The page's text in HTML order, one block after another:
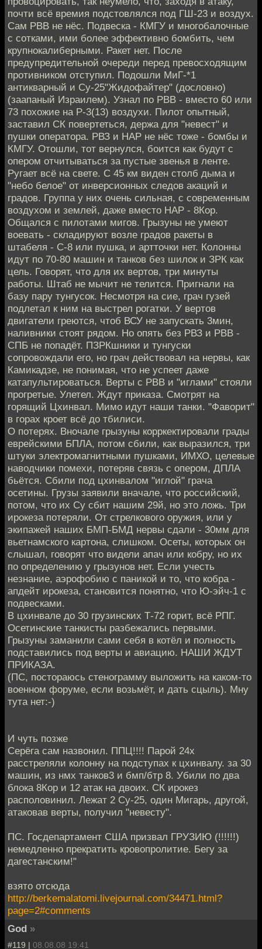
почти всё времия подстовлялся под ГШ-23 и воздух.
Сам РВВ не нёс. Подвеска - КМГУ и многобалочные
с сотками, ими более эффективно бомбить, чем
крупнокалиберными. Ракет нет. После
предупредительной очереди перед превосходящим
противником отступил. Подошли МиГ-*1
антикварный и Су-25"Жидофайтер" (дословно)
(заапаный Израилем). Узнал по РВВ - вместо 60 или
73 похожие на Р-3(13) воздухи. Пилот опытный,
заставил СК повертеться, держа для "невест" и
пушки оператора. РВЗ и НАР не нёс тоже - бомбы и
КМГУ. Отошли, тот вернулся, боится как будут с
опером отчитываться за пустые звенья в ленте.
Ругает всё на свете. С 45 км виден столб дыма и
"небо белое" от инверсионных следов акаций и
градов. Группа у них очень сильная, с современным
воздухом и землей, даже вместо НАР - 8Кор.
Общался с пилотами мигов. Грызуны не умеют
воевать - складируют возле градов ракеты в
штабеля - С-8 или пушка, и артточки нет. Колонны
идут по 70-80 машин и танков без шилок и ЗРК как
цель. Говорят, что для их вертов, три минуты
работы. Штаб не мычит не телится. Пригнали на
базу пару тунгусок. Несмотря на сие, грач гузей
подлетал к ним на выстрел рогатки. У вертов
двигатели греются, чтоб ВСУ не запускать 3мин,
наливники стоят рядом. Но опять без РВЗ и РВВ -
СПБ не попадёт. ПЗРКшники и тунгуски
сопровождали его, но грач действовал на нервы, как
Камикадзе, не понимая, что не успеет даже
катапультироваться. Верты с РВВ и "иглами" стояли
прогретые. Улетел. Ждут приказа. Смотрят на
горящий Цхинвал. Мимо идут наши танки. "Фаворит"
в горах кроет всё до тбилиси.
О потерях. Вночале грызуны корркектировали грады
еврейскими БПЛА, потом сбили, как выразился, три
штуки электромагнитными пушками, ИМХО, целевые
наводчики помехи, потеряв связь с опером, ДПЛА
бьётся. Сбили под цхинвалом "иглой" грача
осетины. Грузы заявили вначале, что российский,
потом, что их Су сбит нашим 29й, но это ложь. Три
ирокеза потеряли. От стрелкового оружия, или у
экипажей наших БМП-БМД нервы сдали - 30мм для
вьетнамского картона, слишком. Осеты, которых он
слышал, говорят что видели апач или кобру, но их
по определению у грызунов нет. Если учесть
незнание, аэрофобию с паникой и то, что кобра -
апдейт ирокеза, становится понятно, что Ю-эйч-1 с
подвесками.
В цхинвале до 30 грузинских Т-72 горит, всё РПГ.
Осетинские танкисты разбежались первыми.
Грызуны заманили сами себя в котёл и полность
подставились под верты и авиацию. НАШИ ЖДУТ
ПРИКАЗА.
(ПС, постораюсь стенограмму выложить на каком-то
военном форуме, если возьмёт, и дать сцыль). Мну
тута нет:-)
И чуть позже
Серёга сам назвонил. ППЦ!!!! Парой 24х
расстреляли колонну на подступах к цхинвалу. за 30
машин, из нмх танков3 и бмп/бтр 8. Убили по два
блока 8Кор и 12 атак на двоих. СК ирокез
располовинил. Лежат 2 Су-25, один Мигарь, другой,
атаковав верты, получил "невесту".
ПС. Госдепартамент США призвал ГРУЗИЮ (!!!!!!)
немедленно прекратить кровопролитие. Бегу за
дагестанским!"
взято отсюда
http://berkemalatomi.livejournal.com/34471.html?
page=2#comments
God »
#119 | 08.08.08 19:41